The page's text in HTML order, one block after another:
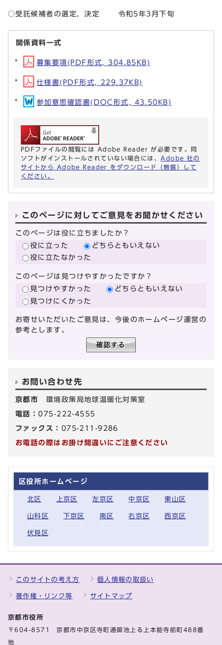
○受託候補者の選定，決定 令和5年3月下旬
関係資料一式
募集要項(PDF形式, 304.85KB)
仕様書(PDF形式, 229.37KB)
参加意思確認書(DOC形式, 43.50KB)
PDFファイルの閲覧には Adobe Reader が必要です。同
ソフトがインストールされていない場合には、 Adobe 社の
サイトから Adobe Reader をダウンロード（無償）して
ください。
このページに対してご意見をお聞かせください
このページは役に立ちましたか？
役に立った
どちらともいえない
役に立たなかった
このページは見つけやすかったですか？
見つけやすかった
どちらともいえない
見つけにくかった
お寄せいただいたご意見は、今後のホームページ運営の
参考とします。
お問い合わせ先
京都市 環境政策局地球温暖化対策室
電話：075-222-4555
ファックス： 075-211-9286
お電話の際はお掛け間違いにご注意ください
区役所ホームページ
北区 上京区 左京区 中京区 東山区
山科区 下京区 南区 右京区 西京区
伏見区
このサイトの考え方 個人情報の取扱い
著作権・リンク等 サイトマップ
京都市役所
〒604-8571 京都市中京区寺町通御池上る上本能寺前町488番
地